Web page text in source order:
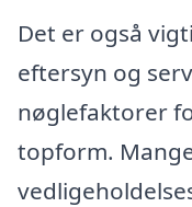
Det er også
eftersyn og
nøglefaktorer
topform.